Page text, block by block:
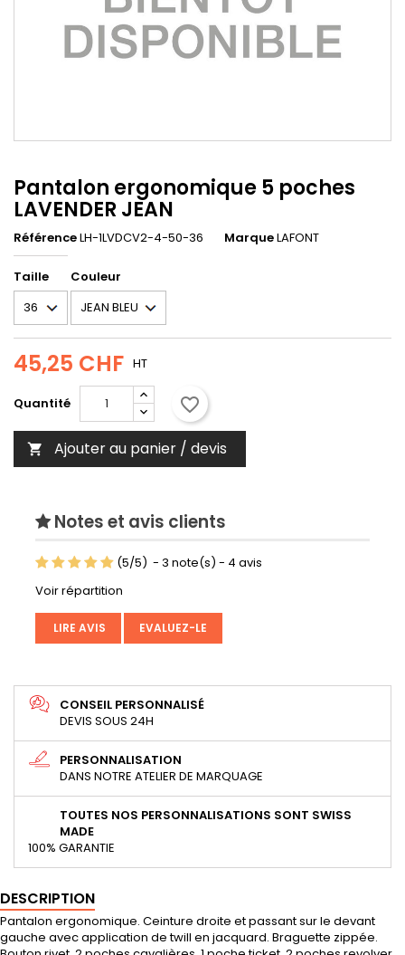
Pantalon ergonomique 5 poches
LAVENDER JEAN
RéférenceLH-1LVDCV2-4-50-36 MarqueLAFONT
Taille Couleur
45,25 CHF HT
Quantité favorite_border
 Ajouter au panier / devis
Notes et avis clients
(5/5) - 3 note(s) - 4 avis
Voir répartition
LIRE AVIS EVALUEZ-LE
CONSEIL PERSONNALISÉ
DEVIS SOUS 24H
PERSONNALISATION
DANS NOTRE ATELIER DE MARQUAGE
TOUTES NOS PERSONNALISATIONS SONT SWISS
MADE
100% GARANTIE
DESCRIPTION
Pantalon ergonomique. Ceinture droite et passant sur le devant
gauche avec application de twill en jacquard. Braguette zippée.